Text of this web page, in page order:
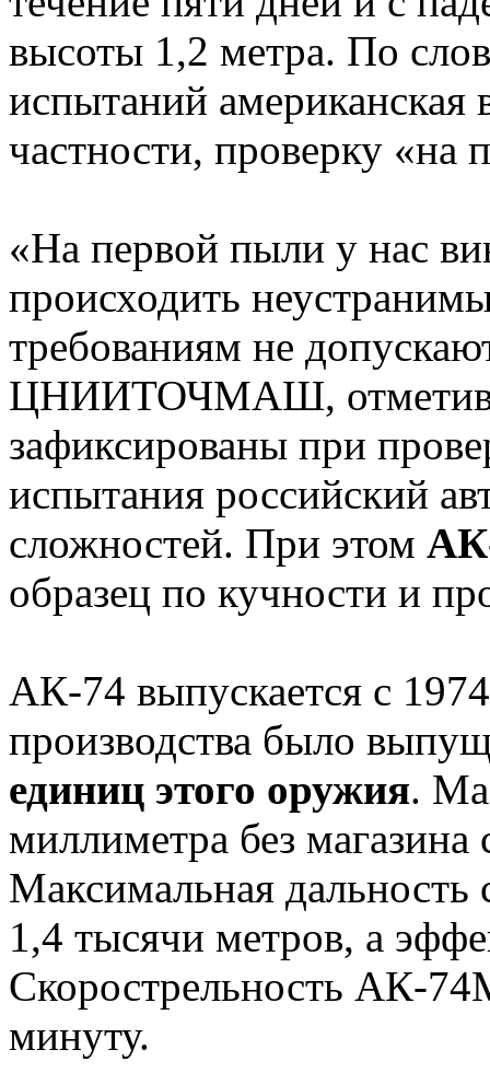
высоты 1,2 метра. По
испытаний американская
частности, проверку «на
«На первой пыли у нас
происходить
требованиям не
ЦНИИТОЧМАШ, отметив,
зафиксированы при
испытания российский
сложностей. При этом
образец по кучности и
АК-74 выпускается с
производства было
единиц этого оружия.
миллиметра без магазина
Максимальная дальность
1,4 тысячи метров, а
Скорострельность АК-
минуту.